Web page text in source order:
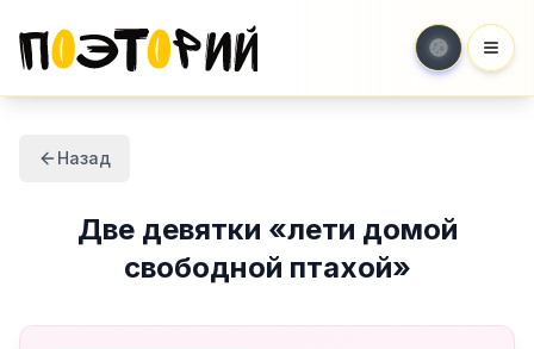
Назад
Две девятки «лети домой
свободной птахой»